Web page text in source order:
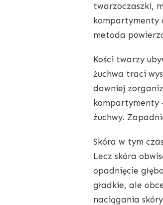
twarzoczaszki,
kompartymenty
metoda
Kości twarzy
żuchwa traci
dawniej
kompartymenty
żuchwy.
Skóra w tym
Lecz skóra
opadnięcie
gładkie, ale
naciągania